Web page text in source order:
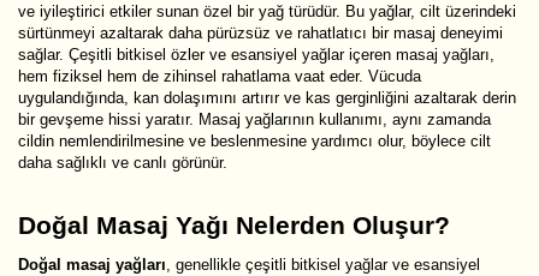
ve iyileştirici etkiler sunan özel bir yağ türüdür. Bu yağlar, cilt üzerindeki
sürtünmeyi azaltarak daha pürüzsüz ve rahatlatıcı bir masaj deneyimi
sağlar. Çeşitli bitkisel özler ve esansiyel yağlar içeren masaj yağları,
hem fiziksel hem de zihinsel rahatlama vaat eder. Vücuda
uygulandığında, kan dolaşımını artırır ve kas gerginliğini azaltarak derin
bir gevşeme hissi yaratır. Masaj yağlarının kullanımı, aynı zamanda
cildin nemlendirilmesine ve beslenmesine yardımcı olur, böylece cilt
daha sağlıklı ve canlı görünür.
Doğal Masaj Yağı Nelerden Oluşur?
Doğal masaj yağları, genellikle çeşitli bitkisel yağlar ve esansiyel